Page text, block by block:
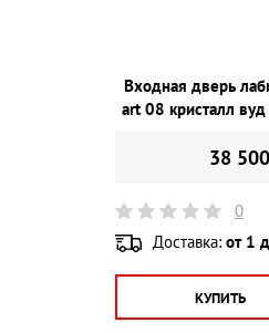
Входная дверь
art 08 кристалл
38
0
Доставка: от 1
КУПИТЬ